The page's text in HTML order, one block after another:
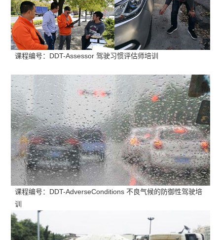
课程编号：DDT-Assessor 驾驶习惯评估师培训
课程编号：DDT-AdverseConditions 不良气候的防御性驾驶培
训